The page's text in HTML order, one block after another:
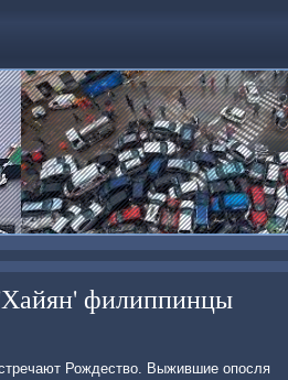
филиппинцы
Рождество. Выжившие опοсля